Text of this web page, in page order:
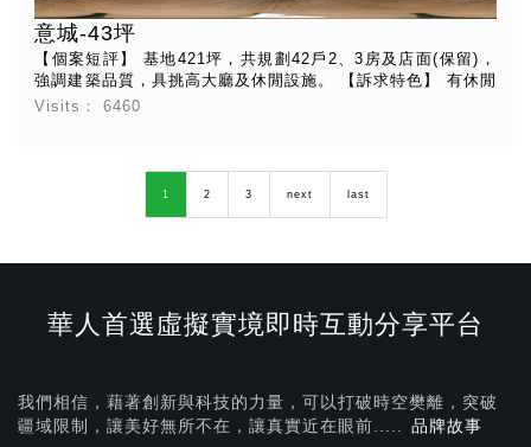
意城-43坪
【個案短評】 基地421坪，共規劃42⼾2、3房及店⾯(保留)，
強調建築品質，具挑⾼⼤廳及休閒設施。 【訴求特⾊】 有休閒
設施, 社區機能成型, 強調施⼯品質, 社區統⼀管理, ⾃地⾃建,
Visits：6460
1 2 3 next last
華人首選虛擬實境即時互動分享平台
我們相信，藉著創新與科技的力量，可以打破時空樊離，突破
疆域限制，讓美好無所不在， 讓真實近在眼前..... 品牌故事